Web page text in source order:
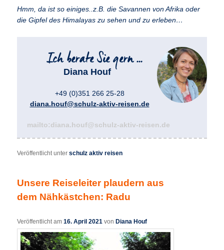
Hmm, da ist so einiges..z.B. die Savannen von Afrika oder
die Gipfel des Himalayas zu sehen und zu erleben…
Diana Houf
+49 (0)351 266 25-28
diana.houf@schulz-aktiv-reisen.de
mailto:diana.houf@schulz-aktiv-reisen.de
Veröffentlicht unter schulz aktiv reisen
Unsere Reiseleiter plaudern aus
dem Nähkästchen: Radu
Veröffentlicht am16. April 2021 vonDiana Houf